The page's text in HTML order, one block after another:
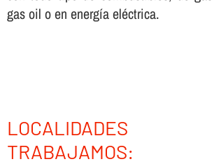
gas oil o en energí­a eléctrica.
LOCALIDADES
TRABAJAMOS: